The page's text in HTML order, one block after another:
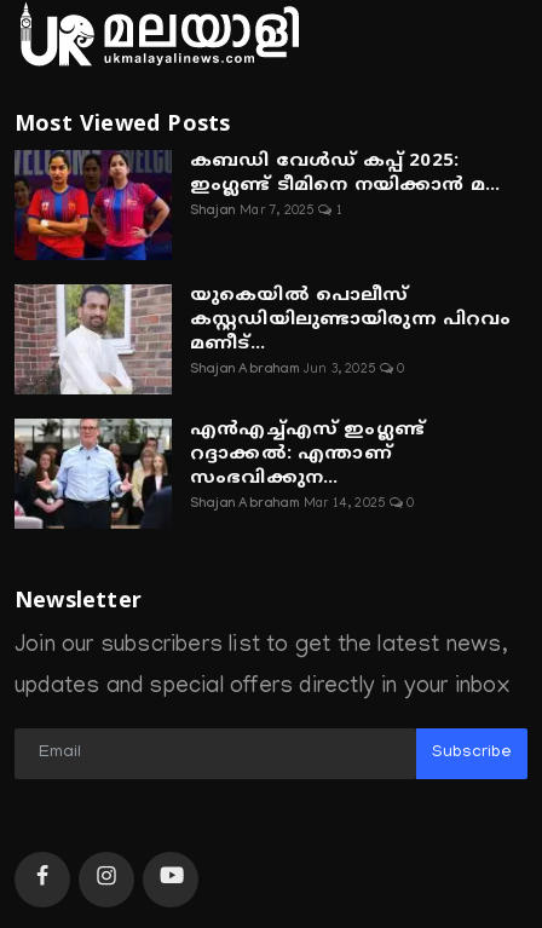
Most Viewed Posts
കബഡി വേൾഡ് കപ്പ് 2025:
ഇംഗ്ലണ്ട് ടീമിനെ നയിക്കാൻ മ...
Shajan Mar 7, 2025 1
യുകെയിൽ പൊലീസ്
കസ്റ്റഡിയിലുണ്ടായിരുന്ന പിറവം
മണീട്...
Shajan Abraham Jun 3, 2025 0
എൻഎച്ച്എസ് ഇംഗ്ലണ്ട്
റദ്ദാക്കൽ: എന്താണ്
സംഭവിക്കുന...
Shajan Abraham Mar 14, 2025 0
Newsletter
Join our subscribers list to get the latest news,
updates and special offers directly in your inbox
Subscribe